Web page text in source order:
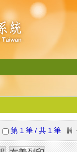
第 1 筆 / 共 1 筆